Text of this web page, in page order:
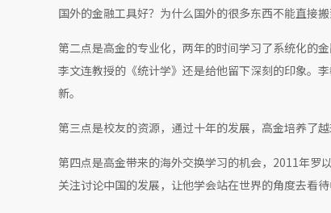
国外的金融工具好？为什么国外的很多东西不能直接
第二点是高金的专业化，两年的时间学习了系统化的
李文连教授的《统计学》还是给他留下深刻的印象。
新。
第三点是校友的资源，通过十年的发展，高金培养了
第四点是高金带来的海外交换学习的机会，2011年罗
关注讨论中国的发展，让他学会站在世界的角度去看待